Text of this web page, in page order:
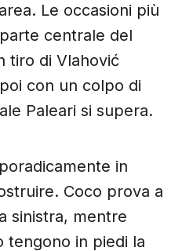
Le occasioni più
centrale del
tiro di Vlahović
con un colpo di
Paleari si supera.
in
Coco prova a
sinistra, mentre
tengono in piedi la